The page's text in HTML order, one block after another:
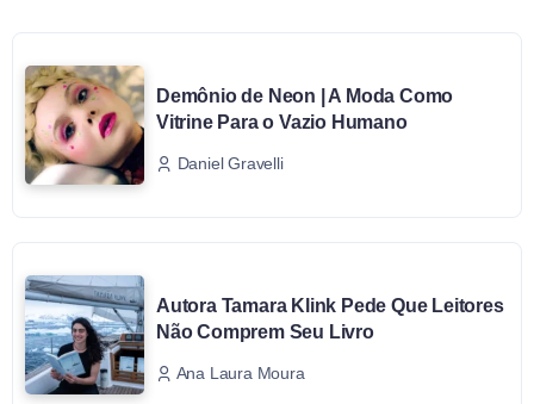
Demônio de Neon | A Moda Como
Vitrine Para o Vazio Humano
Daniel Gravelli
Autora Tamara Klink Pede Que Leitores
Não Comprem Seu Livro
Ana Laura Moura